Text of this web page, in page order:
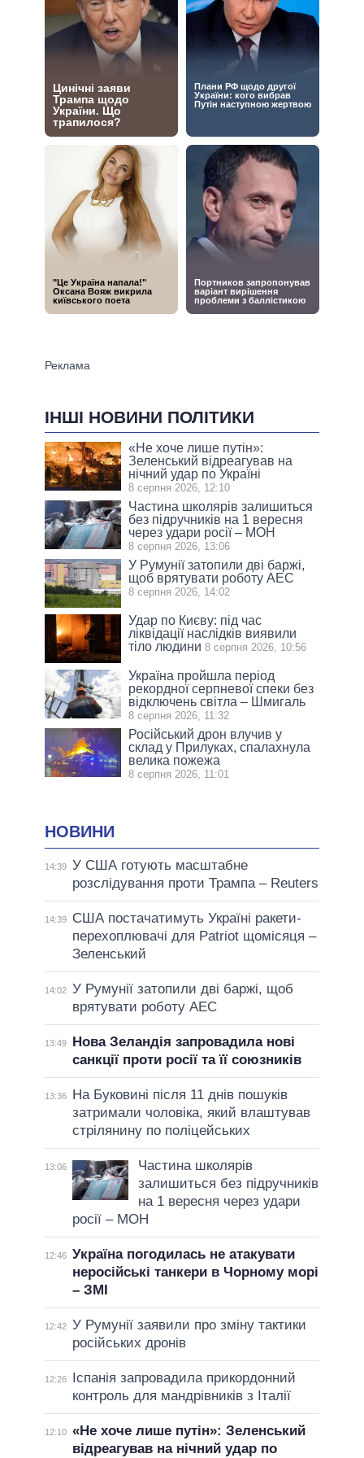
ІНШІ НОВИНИ ПОЛІТИКИ
«Не хоче лише путін»:
Зеленський відреагував на
нічний удар по Україні
8 серпня 2026, 12:10
Частина школярів залишиться
без підручників на 1 вересня
через удари росії – МОН
8 серпня 2026, 13:06
У Румунії затопили дві баржі,
щоб врятувати роботу АЕС
8 серпня 2026, 14:02
Удар по Києву: під час
ліквідації наслідків виявили
тіло людини 8 серпня 2026, 10:56
Україна пройшла період
рекордної серпневої спеки без
відключень світла – Шмигаль
8 серпня 2026, 11:32
Російський дрон влучив у
склад у Прилуках, спалахнула
велика пожежа
8 серпня 2026, 11:01
НОВИНИ
14:39 У США готують масштабне
розслідування проти Трампа – Reuters
14:39
США постачатимуть Україні ракети-
перехоплювачі для Patriot щомісяця –
Зеленський
14:02 У Румунії затопили дві баржі, щоб
врятувати роботу АЕС
13:49
Нова Зеландія запровадила нові
санкції проти росії та її союзників
13:36
На Буковині після 11 днів пошуків
затримали чоловіка, який влаштував
стрілянину по поліцейських
13:06
Частина школярів
залишиться без підручників
на 1 вересня через удари
росії – МОН
12:46 Україна погодилась не атакувати
неросійські танкери в Чорному морі
– ЗМІ
12:42 У Румунії заявили про зміну тактики
російських дронів
12:26
Іспанія запровадила прикордонний
контроль для мандрівників з Італії
12:10 «Не хоче лише путін»: Зеленський
відреагував на нічний удар по